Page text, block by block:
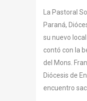
La Pastoral
Paraná,
su nuevo
contó con la
del Mons.
Diócesis de
encuentro